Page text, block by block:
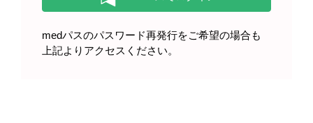
medパスのパスワード再発行をご希望の場合も
上記よりアクセスください。